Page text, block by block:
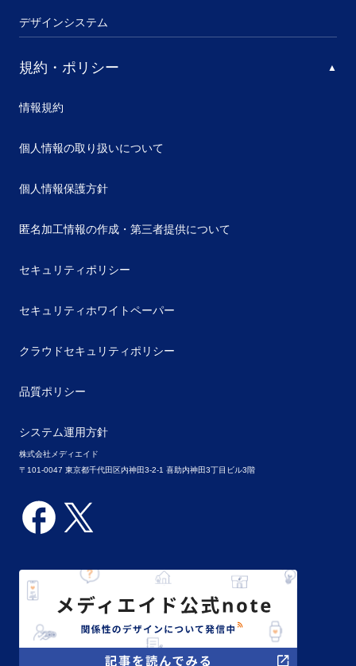
株式会社メディエイド
〒101-0047 東京都千代田区内神田3-2-1 喜助内神田3丁目ビル3階
デザインシステム
規約・ポリシー
情報規約
個人情報の取り扱いについて
個人情報保護方針
匿名加工情報の作成・第三者提供について
セキュリティポリシー
セキュリティホワイトペーパー
クラウドセキュリティポリシー
品質ポリシー
システム運用方針